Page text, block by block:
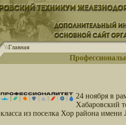
\\Главная
24 ноября в
Хабаровский
класса из поселка Хор района имени